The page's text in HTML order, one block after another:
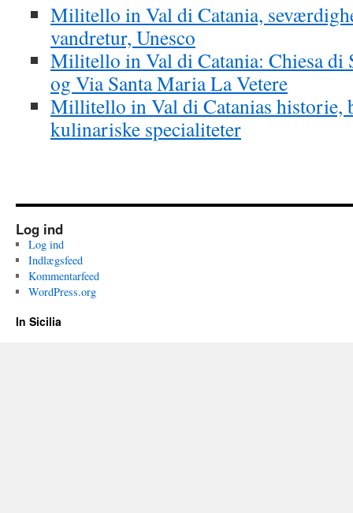
Militello in Val di Catania,
vandretur, Unesco
Militello in Val di Catania: Chiesa di
og Via Santa Maria La Vetere
Millitello in Val di Catanias historie,
kulinariske specialiteter
Log ind
Log ind
Indlægsfeed
Kommentarfeed
WordPress.org
In Sicilia